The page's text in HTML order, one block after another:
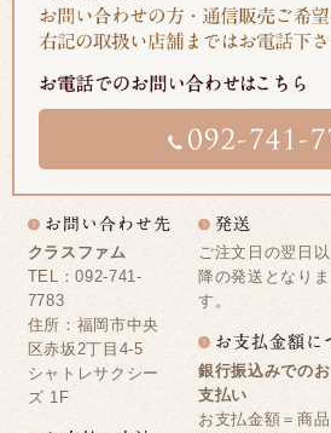
クラスファム
TEL：092-741-
7783
住所：福岡市中央
区赤坂2丁目4-5
シャトレサクシー
ズ 1F
ご注文日の翌日以
降の発送となりま
す。
銀行振込みでのお
支払い
お支払金額＝商品